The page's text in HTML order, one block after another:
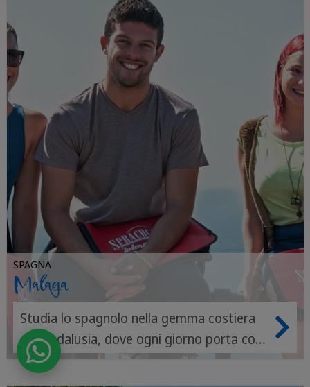
SPAGNA
Malaga
Studia lo spagnolo nella gemma costiera
dell'Andalusia, dove ogni giorno porta con
sé nuovi sapori, amici e frasi.